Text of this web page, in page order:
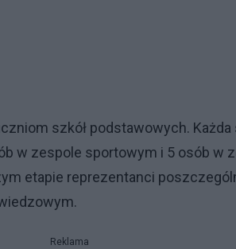
szkół podstawowych.
w zespole sportowym i 5 osób w
etapie reprezentanci
Reklama